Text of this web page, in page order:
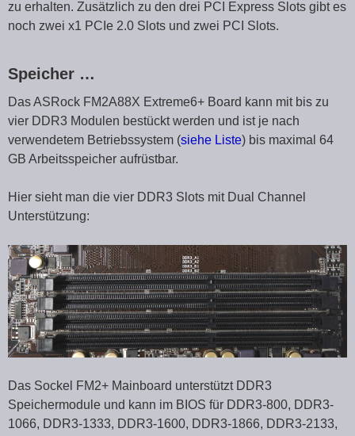
zu erhalten. Zusätzlich zu den drei PCI Express Slots gibt es
noch zwei x1 PCIe 2.0 Slots und zwei PCI Slots.
Speicher …
Das ASRock FM2A88X Extreme6+ Board kann mit bis zu
vier DDR3 Modulen bestückt werden und ist je nach
verwendetem Betriebssystem (siehe Liste) bis maximal 64
GB Arbeitsspeicher aufrüstbar.
Hier sieht man die vier DDR3 Slots mit Dual Channel
Unterstützung:
Das Sockel FM2+ Mainboard unterstützt DDR3
Speichermodule und kann im BIOS für DDR3-800, DDR3-
1066, DDR3-1333, DDR3-1600, DDR3-1866, DDR3-2133,